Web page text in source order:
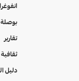
بوصلة
تقارير
ثقافية
دليل